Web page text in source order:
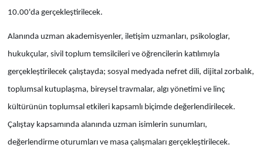
10.00'da gerçekleştirilecek.
Alanında uzman akademisyenler, iletişim uzmanları, psikologlar,
hukukçular, sivil toplum temsilcileri ve öğrencilerin katılımıyla
gerçekleştirilecek çalıştayda; sosyal medyada nefret dili, dijital zorbalık,
toplumsal kutuplaşma, bireysel travmalar, algı yönetimi ve linç
kültürünün toplumsal etkileri kapsamlı biçimde değerlendirilecek.
Çalıştay kapsamında alanında uzman isimlerin sunumları,
değerlendirme oturumları ve masa çalışmaları gerçekleştirilecek.